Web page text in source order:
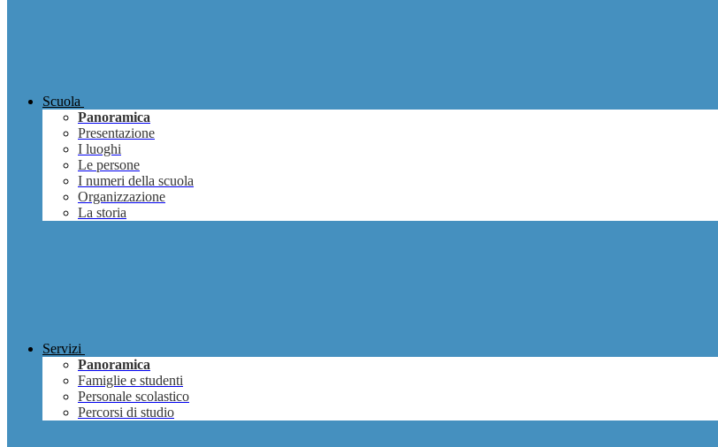
Scuola
Panoramica
Presentazione
I luoghi
Le persone
I numeri della scuola
Organizzazione
La storia
Servizi
Panoramica
Famiglie e studenti
Personale scolastico
Percorsi di studio